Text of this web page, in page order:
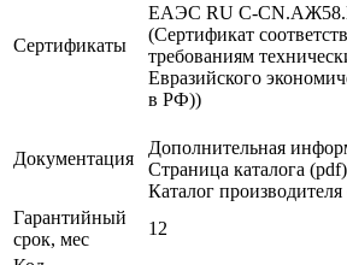
Сертификаты
ЕАЭС RU С-
(Сертификат
требованиям
Евразийского
в РФ))
Документация
Дополнительная
Страница каталога (pdf)
Каталог
Гарантийный
срок, мес
12